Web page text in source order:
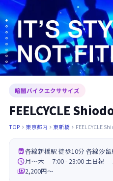
暗闇バイクエクササイズ
FEELCYCLE
TOP  東京都内  東新橋  FEELCYCLE
各線新橋駅 徒歩10分 各線汐
月～木 7:00 - 23:00 土日祝
2,200円〜